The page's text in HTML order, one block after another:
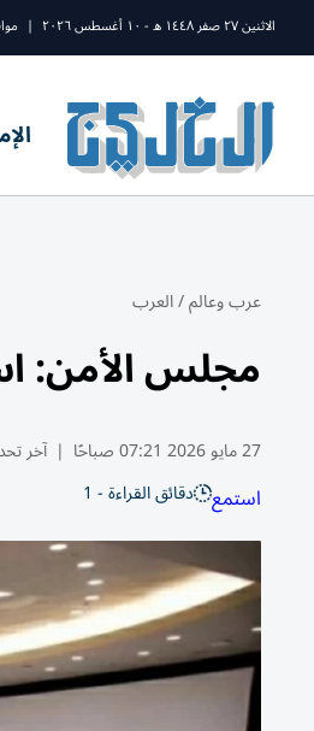
الاثنين ٢٧ صفر ١٤٤٨ ه - ١٠ أغسطس ٢٠٢٦ |
عرب وعالم/العرب
مجلس الأمن:
27 مايو 2026 07:21 صباحًا | آخر
استمع دقائق القراءة - 1